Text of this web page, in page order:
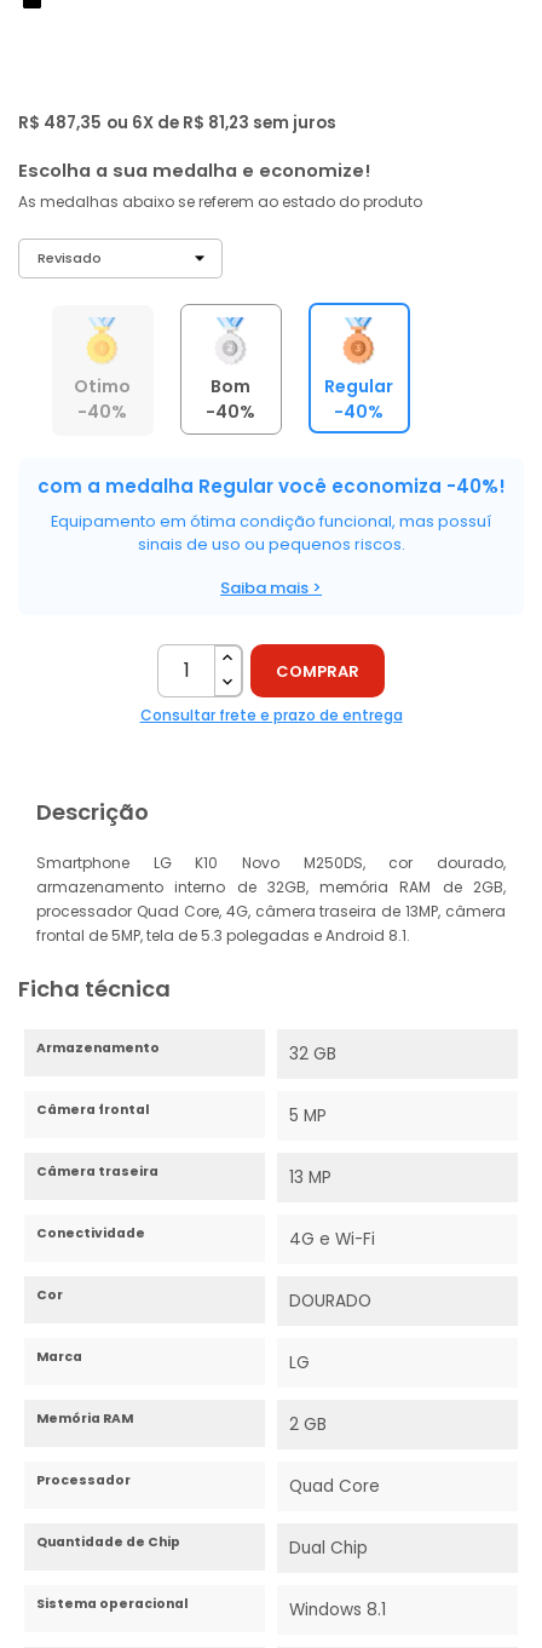
R$ 487,35 ou 6X de R$ 81,23 sem juros
Escolha a sua medalha e economize!
As medalhas abaixo se referem ao estado do produto
Otimo
-40%
Bom
-40%
Regular
-40%
com a medalha Regular você economiza -40%!
Equipamento em ótima condição funcional, mas possuí
sinais de uso ou pequenos riscos.
Saiba mais >
COMPRAR
Consultar frete e prazo de entrega
Descrição
Smartphone LG K10 Novo M250DS, cor dourado,
armazenamento interno de 32GB, memória RAM de 2GB,
processador Quad Core, 4G, câmera traseira de 13MP, câmera
frontal de 5MP, tela de 5.3 polegadas e Android 8.1.
Ficha técnica
Armazenamento 32 GB
Câmera frontal 5 MP
Câmera traseira 13 MP
Conectividade 4G e Wi-Fi
Cor DOURADO
Marca LG
Memória RAM 2 GB
Processador Quad Core
Quantidade de Chip Dual Chip
Sistema operacional Windows 8.1